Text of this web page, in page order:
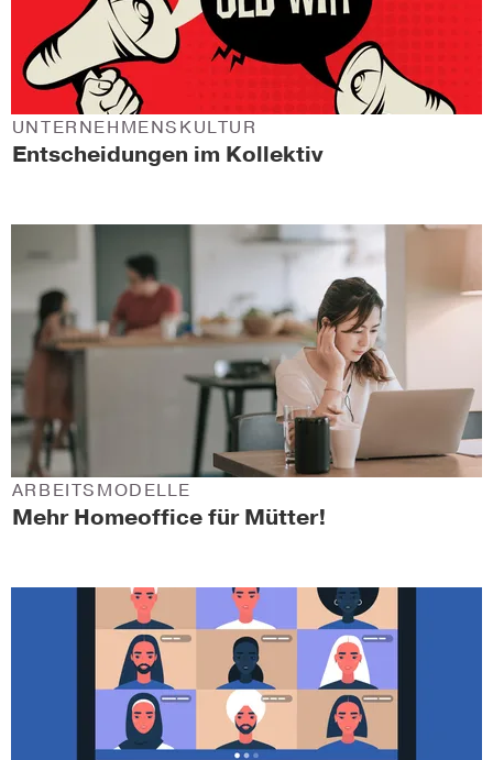
Entscheidungen im Kollektiv
UNTERNEHMENSKULTUR
Mehr Homeoffice für Mütter!
ARBEITSMODELLE